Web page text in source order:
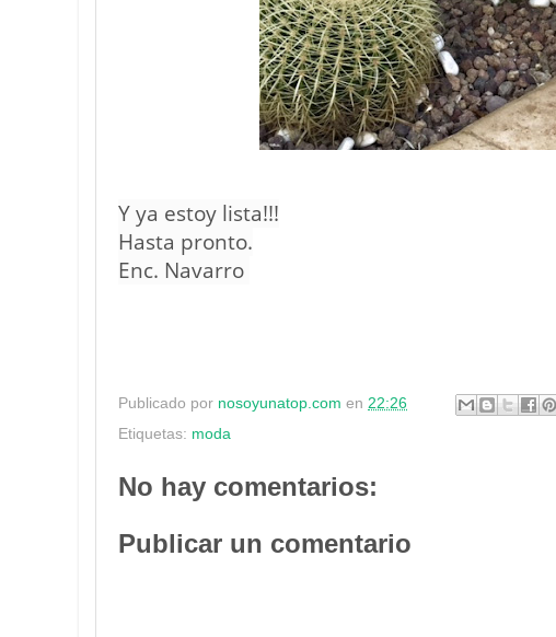
Y ya estoy lista!!!
Hasta pronto.
Enc. Navarro
Publicado por nosoyunatop.com en 22:26
Etiquetas: moda
No hay comentarios:
Publicar un comentario